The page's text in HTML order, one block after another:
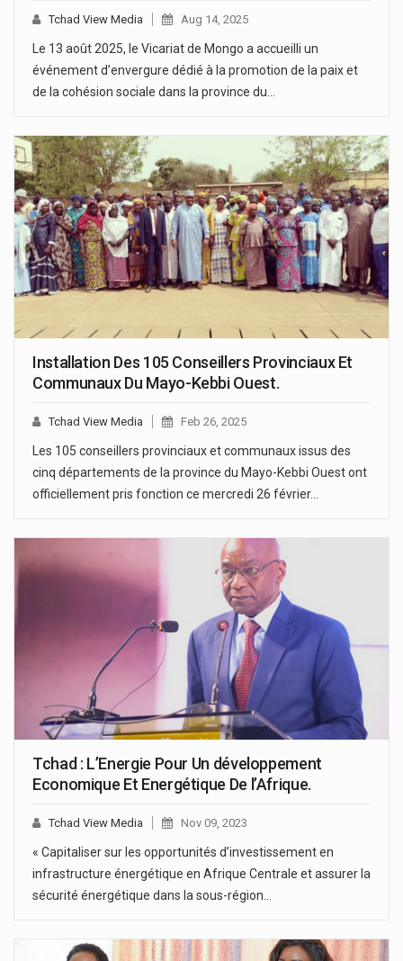
Tchad View Media Aug 14, 2025
Le 13 août 2025, le Vicariat de Mongo a accueilli un
événement d’envergure dédié à la promotion de la paix et
de la cohésion sociale dans la province du…
Installation Des 105 Conseillers Provinciaux Et
Communaux Du Mayo-Kebbi Ouest.
Tchad View Media Feb 26, 2025
Les 105 conseillers provinciaux et communaux issus des
cinq départements de la province du Mayo-Kebbi Ouest ont
officiellement pris fonction ce mercredi 26 février…
Tchad : L’Energie Pour Un développement
Economique Et Energétique De l’Afrique.
Tchad View Media Nov 09, 2023
« Capitaliser sur les opportunités d’investissement en
infrastructure énergétique en Afrique Centrale et assurer la
sécurité énergétique dans la sous-région…